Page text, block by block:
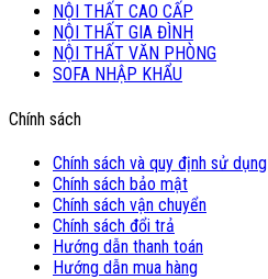
NỘI THẤT CAO CẤP
NỘI THẤT GIA ĐÌNH
NỘI THẤT VĂN PHÒNG
SOFA NHẬP KHẨU
Chính sách
Chính sách và quy định sử dụng
Chính sách bảo mật
Chính sách vận chuyển
Chính sách đổi trả
Hướng dẫn thanh toán
Hướng dẫn mua hàng